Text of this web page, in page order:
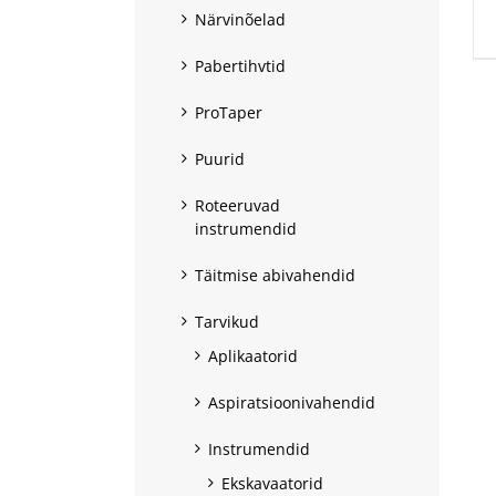
Närvinõelad
Pabertihvtid
ProTaper
Puurid
Roteeruvad
instrumendid
Täitmise abivahendid
Tarvikud
Aplikaatorid
Aspiratsioonivahendid
Instrumendid
Ekskavaatorid